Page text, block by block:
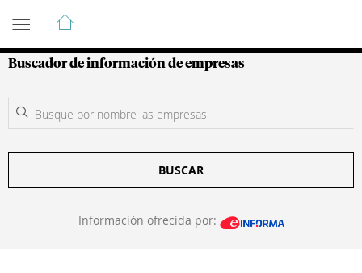
Guía de Empresas Colombianas
Buscador de información de empresas
BUSCAR
Información ofrecida por: